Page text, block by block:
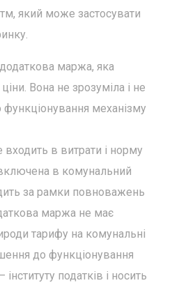
який може застосувати
маржа, яка
Вона не зрозуміла і не
функціонування механізму
в витрати і норму
в комунальний
за рамки повноважень
маржа не має
тарифу на комунальні
до функціонування
податків і носить